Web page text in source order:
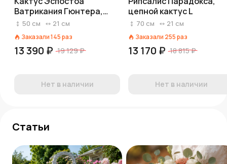
Ватрикания Гюнтера,
лисий хвост
50 см 21 см
Заказали145раз
13 390 ₽ 19 129 ₽
Нет в наличии
цепной кактус L
70 см 21 см
Заказали 255раз
13 170 ₽ 18 815 ₽
Нет в наличии
Статьи